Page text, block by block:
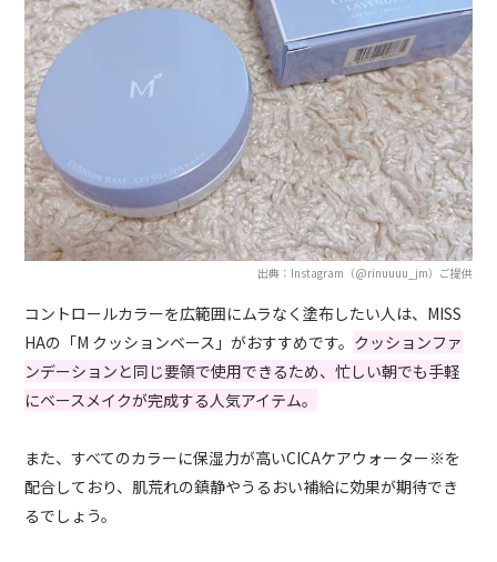
出典：Instagram（@rinuuuu_jm）ご提供
コントロールカラーを広範囲にムラなく塗布したい人は、MISS
HAの「M クッションベース」がおすすめです。 クッションファ
ンデーションと同じ要領で使用できるため、忙しい朝でも手軽
にベースメイクが完成する人気アイテム。
また、すべてのカラーに保湿力が高いCICAケアウォーター※を
配合しており、肌荒れの鎮静やうるおい補給に効果が期待でき
るでしょう。